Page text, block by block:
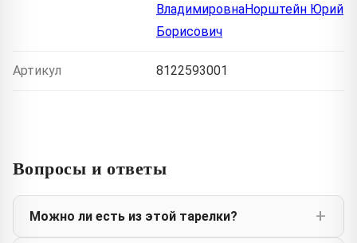
ВладимировнаНорштейн Юрий
Борисович
Артикул 8122593001
Вопросы и ответы
Можно ли есть из этой тарелки?